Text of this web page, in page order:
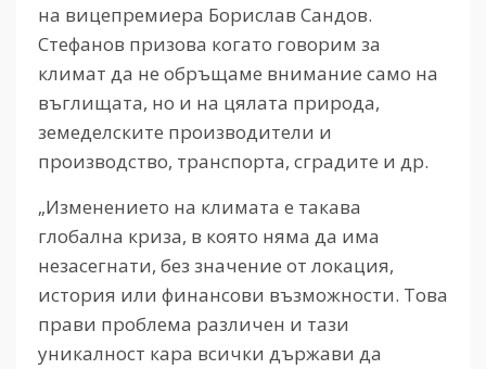
на вицепремиера Борислав Сандов.
Стефанов призова когато говорим за
климат да не обръщаме внимание само на
въглищата, но и на цялата природа,
земеделските производители и
производство, транспорта, сградите и др.
„Изменението на климата е такава
глобална криза, в която няма да има
незасегнати, без значение от локация,
история или финансови възможности. Това
прави проблема различен и тази
уникалност кара всички държави да